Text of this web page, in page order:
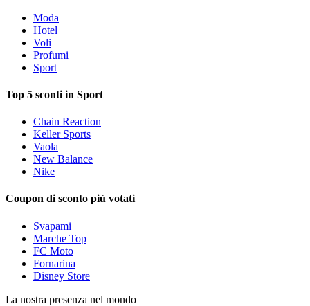
Moda
Hotel
Voli
Profumi
Sport
Top 5 sconti in Sport
Chain Reaction
Keller Sports
Vaola
New Balance
Nike
Coupon di sconto più votati
Svapami
Marche Top
FC Moto
Fornarina
Disney Store
La nostra presenza nel mondo